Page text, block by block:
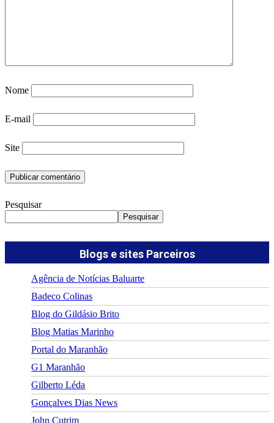
Nome
E-mail
Site
Pesquisar
Pesquisar
Blogs e sites Parceiros
Agência de Notícias Baluarte
Badeco Colinas
Blog do Gildásio Brito
Blog Matias Marinho
Portal do Maranhão
G1 Maranhão
Gilberto Léda
Gonçalves Dias News
John Cutrim